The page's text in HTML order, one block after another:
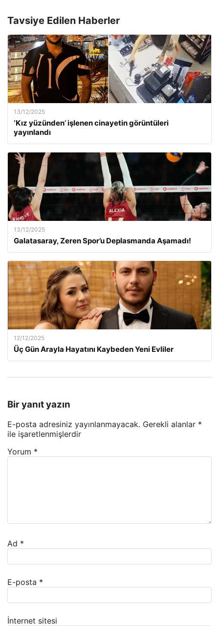
Tavsiye Edilen Haberler
13/12/2025
‘Kız yüzünden’ işlenen cinayetin görüntüleri
yayınlandı
13/12/2025
Galatasaray, Zeren Spor’u Deplasmanda Aşamadı!
12/12/2025
Üç Gün Arayla Hayatını Kaybeden Yeni Evliler
Bir yanıt yazın
E-posta adresiniz yayınlanmayacak. Gerekli alanlar *
ile işaretlenmişlerdir
Yorum *
Ad *
E-posta *
İnternet sitesi